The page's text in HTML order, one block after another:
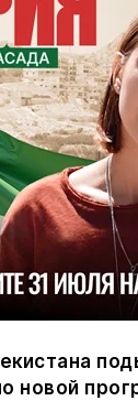
новой